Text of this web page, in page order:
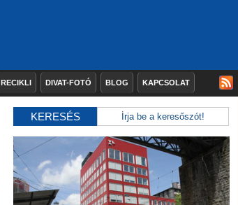
RECIKLI DIVAT-FOTÓ BLOG KAPCSOLAT
KERESÉS